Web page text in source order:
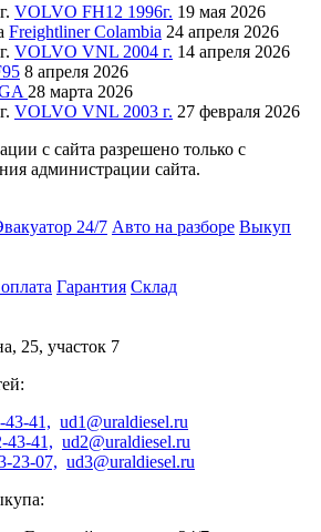
VOLVO FH12 1996г. 19 мая 2026
Freightliner Colambia 24 апреля 2026
VOLVO VNL 2004 г. 14 апреля 2026
8 апреля 2026
28 марта 2026
VOLVO VNL 2003 г. 27 февраля 2026
с сайта разрешено только с
администрации сайта.
24/7 Авто на разборе Выкуп
Гарантия Склад
25, участок 7
43-41, ud1@uraldiesel.ru
43-41, ud2@uraldiesel.ru
23-07, ud3@uraldiesel.ru